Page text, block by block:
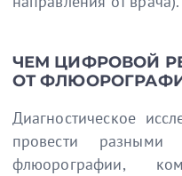
ЧЕМ ЦИФРОВОЙ
ОТ
Диагностическое
провести
флюорографии,